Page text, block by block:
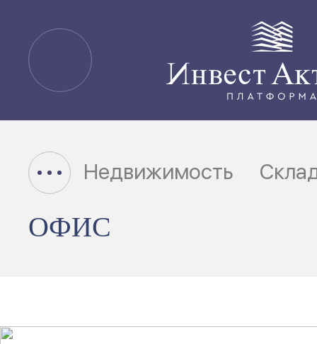
Недвижимость
ОФИС